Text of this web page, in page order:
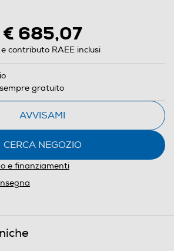
€ 685,07
contributo RAEE inclusi
gratuito
AVVISAMI
CERCA NEGOZIO
e finanziamenti